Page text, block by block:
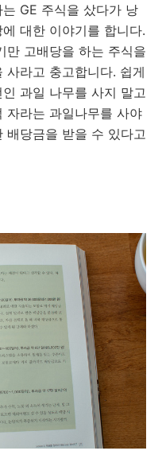
GE 주식을 샀다가 낭
대한 이야기를 합니다.
만 고배당을 하는 주식을
라고 충고합니다. 쉽게
과일 나무를 사지 말고
자라는 과일나무를 사야
배당금을 받을 수 있다고